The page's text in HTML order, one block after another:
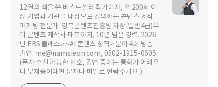
12권의 책을 쓴 베스트셀러 작가이자, 연 200회 이
상 기업과 기관을 대상으로 강의하는 콘텐츠 제작
마케팅 전문가. 경북콘텐츠진흥원 차장(일반4급)부
터 콘텐츠 제작사 대표까지, 10년 넘은 경력. 2026
년 EBS 클래스e <AI 콘텐츠 창작> 분야 4회 방송
출연. me@namsieon.com, 0502-1915-0605
(문자 수신 가능한 번호, 강연 중에는 통화가 어려우
니 부재중이라면 문자나 메일로 연락주세요.)